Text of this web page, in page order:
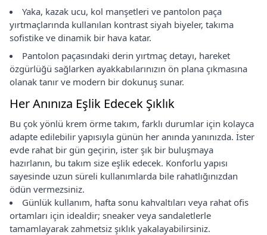
Yaka, kazak ucu, kol manşetleri ve pantolon paça
yırtmaçlarında kullanılan kontrast siyah biyeler, takıma
sofistike ve dinamik bir hava katar.
Pantolon paçasındaki derin yırtmaç detayı, hareket
özgürlüğü sağlarken ayakkabılarınızın ön plana çıkmasına
olanak tanır ve modern bir dokunuş sunar.
Her Anınıza Eşlik Edecek Şıklık
Bu çok yönlü krem örme takım, farklı durumlar için kolayca
adapte edilebilir yapısıyla günün her anında yanınızda. İster
evde rahat bir gün geçirin, ister şık bir buluşmaya
hazırlanın, bu takım size eşlik edecek. Konforlu yapısı
sayesinde uzun süreli kullanımlarda bile rahatlığınızdan
ödün vermezsiniz.
Günlük kullanım, hafta sonu kahvaltıları veya rahat ofis
ortamları için idealdir; sneaker veya sandaletlerle
tamamlayarak zahmetsiz şıklık yakalayabilirsiniz.